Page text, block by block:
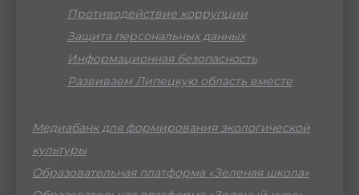
Противодействие коррупции
Защита персональных данных
Информационная безопасность
Развиваем Липецкую область вместе
Медиабанк для формирования экологической
культуры
Образовательная платформа «Зеленая школа»